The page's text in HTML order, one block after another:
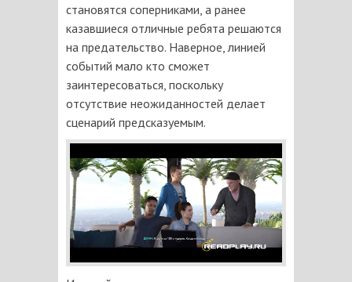
становятся соперниками, а ранее
казавшиеся отличные ребята решаются
на предательство. Наверное, линией
событий мало кто сможет
заинтересоваться, поскольку
отсутствие неожиданностей делает
сценарий предсказуемым.